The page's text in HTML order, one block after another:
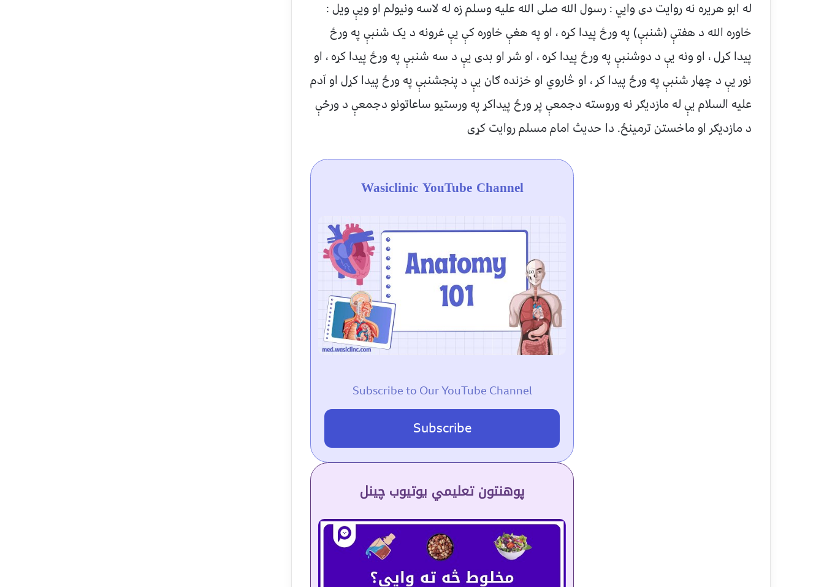
له ابو هریره نه روایت دی وایي : رسول الله صلی الله علیه وسلم زه له لاسه ونیولم او ویې ویل :
خاوره الله د هفتې (شنبې) په ورځ پیدا کړه ، او په هغې خاوره کې یې غرونه د یک شنبې په ورځ
پیدا کړل ، او ونه یې د دوشنبې په ورځ پیدا کړه ، او شر او بدی یې د سه شنبې په ورځ پیدا کړه ، او
نور یې د چهار شنبې په ورځ پیدا کړ ، او څاروي او خزنده ګان یې د پنجشنبې په ورځ پیدا کړل او آدم
علیه السلام یې له مازدیګر نه وروسته دجمعې پر ورځ پیداکړ په ورستیو ساعاتونو دجمعې د ورځې
د مازدیګر او ماخستن ترمینځ. دا حدیث امام مسلم روایت کړی
Wasiclinic YouTube Channel
Subscribe to Our YouTube Channel
Subscribe
پوهنتون تعلیمي یوتیوب چینل